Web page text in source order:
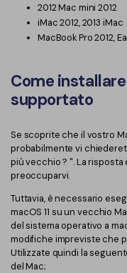
Specifiche tecniche
Aggiornamenti
Aggiorna a
2012 Mac mini 2012
iMac 2012, 2013 iMac
MacBook Pro 2012,
Come installare
supportato
Se scoprite che il vostro
probabilmente vi
più vecchio ? ". La
preoccuparvi.
Tuttavia, è necessario
macOS 11 su un vecchio
del sistema operativo a
modifiche impreviste che
Utilizzate quindi la
del Mac;